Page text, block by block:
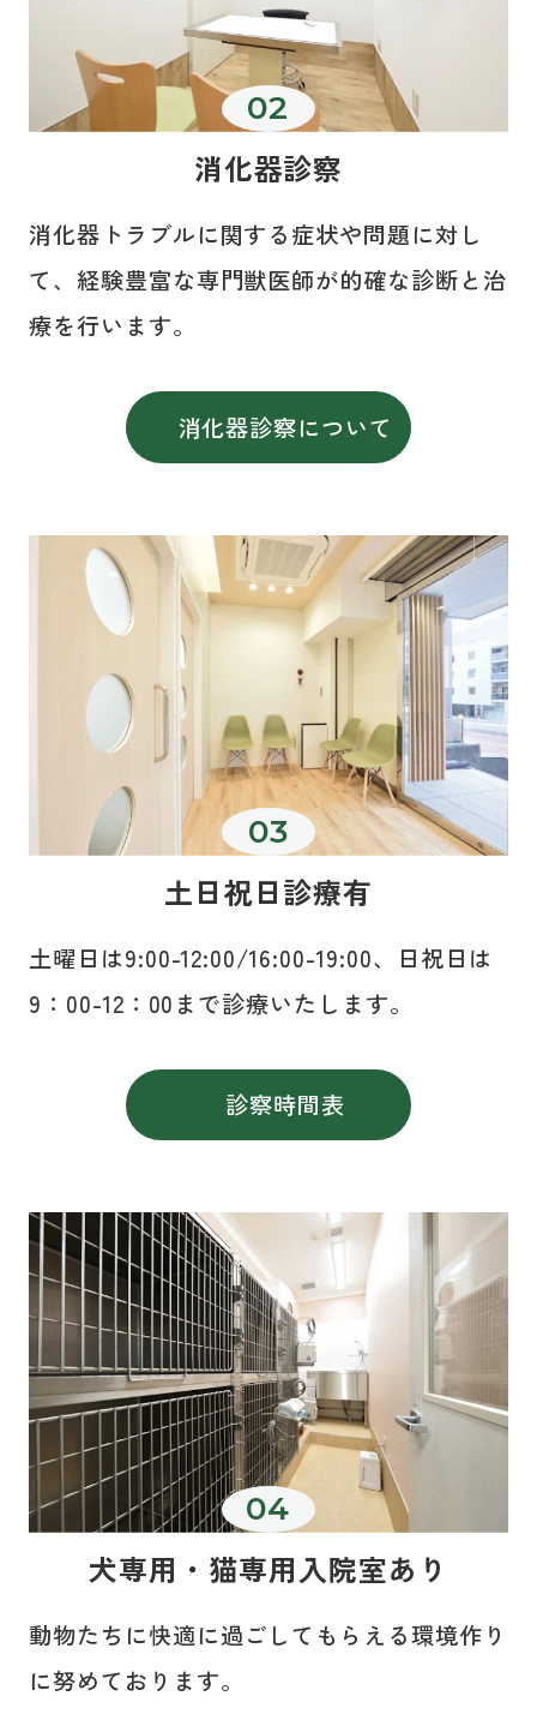
消化器診察
消化器トラブルに関する症状や問題に対し
て、経験豊富な専門獣医師が的確な診断と治
療を行います。
消化器診察について
土日祝日診療有
土曜日は9:00-12:00/16:00-19:00、日祝日は
9：00-12：00まで診療いたします。
診察時間表
犬専用・猫専用入院室あり
動物たちに快適に過ごしてもらえる環境作り
に努めております。